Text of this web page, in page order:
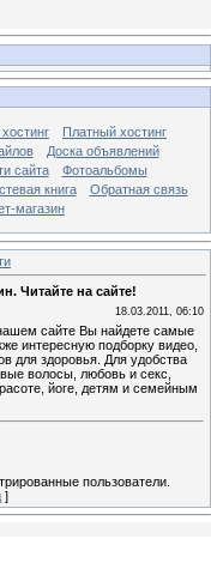
Платный хостинг
Доска объявлений
сайта
Фотоальбомы
книга
Обратная связь
магазин
Читайте на сайте!
18.03.2011, 06:10
сайте Вы найдете самые
интересную подборку видео,
для здоровья. Для удобства
волосы, любовь и секс,
йоге, детям и семейным
пользователи.
]